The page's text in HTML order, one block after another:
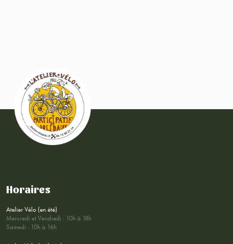
Horaires
Atelier Vélo (en été)
Mercredi et Vendredi : 10h à 18h
Samedi : 10h à 16h